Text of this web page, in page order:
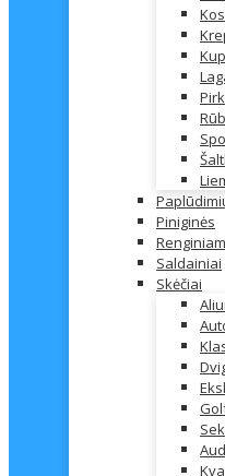
Piniginės
Saldainiai
Skėčiai